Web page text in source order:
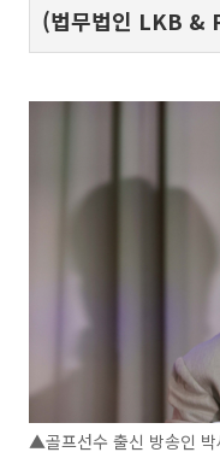
(법무법인 LKB &
▲골프선수 출신 방송인 박